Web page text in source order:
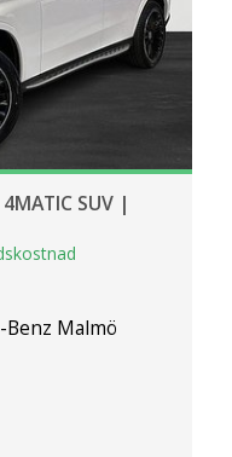
SUV |
Malmö